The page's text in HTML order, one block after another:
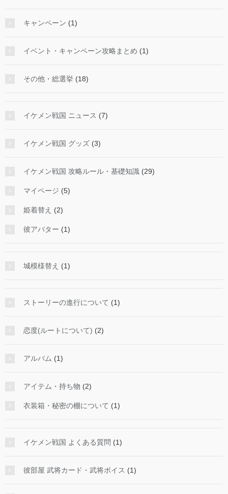
キャンペーン (1)
イベント・キャンペーン攻略まとめ (1)
その他・総選挙 (18)
イケメン戦国 ニュース (7)
イケメン戦国 グッズ (3)
イケメン戦国 攻略ルール・基礎知識 (29)
マイページ (5)
姫着替え (2)
彼アバター (1)
城模様替え (1)
ストーリーの進行について (1)
恋度(ルートについて) (2)
アルバム (1)
アイテム・持ち物 (2)
衣装箱・秘密の棚について (1)
イケメン戦国 よくある質問 (1)
彼部屋 武将カード・武将ボイス (1)